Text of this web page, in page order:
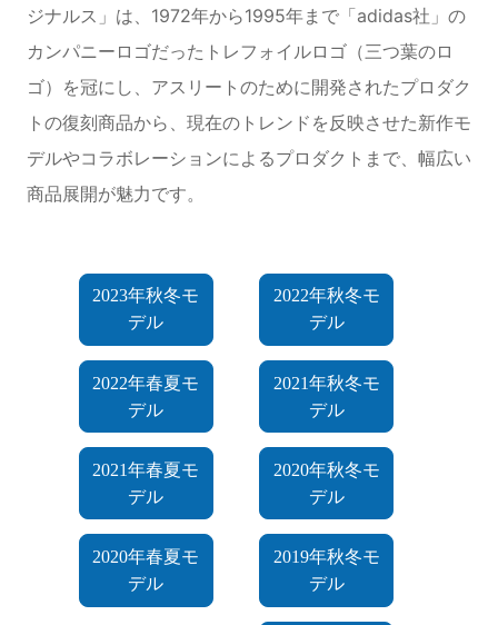
ジナルス」は、1972年から1995年まで「adidas社」の
カンパニーロゴだったトレフォイルロゴ（三つ葉のロ
ゴ）を冠にし、アスリートのために開発されたプロダク
トの復刻商品から、現在のトレンドを反映させた新作モ
デルやコラボレーションによるプロダクトまで、幅広い
商品展開が魅力です。
2023年秋冬モ
デル
2022年秋冬モ
デル
2022年春夏モ
デル
2021年秋冬モ
デル
2021年春夏モ
デル
2020年秋冬モ
デル
2020年春夏モ
デル
2019年秋冬モ
デル